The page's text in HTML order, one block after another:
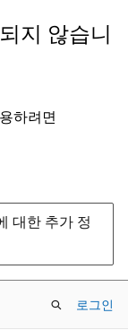
지 않습니
하려면
대한 추가 정
로그인